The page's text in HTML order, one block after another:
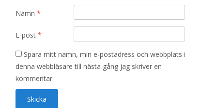
Namn *
E-post *
Spara mitt namn, min e-postadress och webbplats i
denna webbläsare till nästa gång jag skriver en
kommentar.